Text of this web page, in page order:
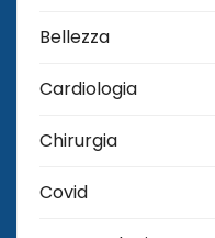
Bellezza
Cardiologia
Chirurgia
Covid